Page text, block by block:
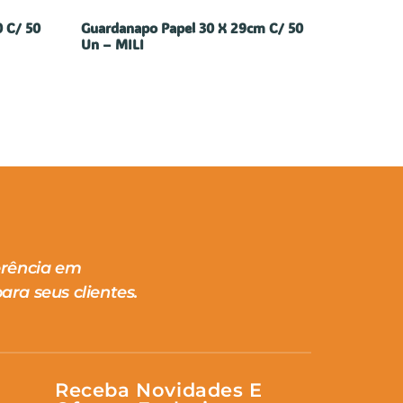
C/ 50
Guardanapo Papel 30 X 29cm C/ 50
Un – MILI
em
seus clientes.
Receba Novidades E